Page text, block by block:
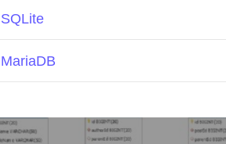
SQLite
MariaDB